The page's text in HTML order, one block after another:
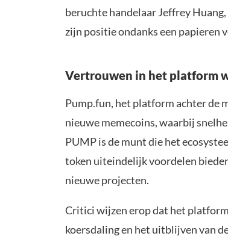
beruchte handelaar Jeffrey
zijn positie ondanks een papieren
Vertrouwen in het platform
Pump.fun, het platform achter de
nieuwe memecoins, waarbij
PUMP is de munt die het
token uiteindelijk voordelen
nieuwe projecten.
Critici wijzen erop dat het
koersdaling en het uitblijven van